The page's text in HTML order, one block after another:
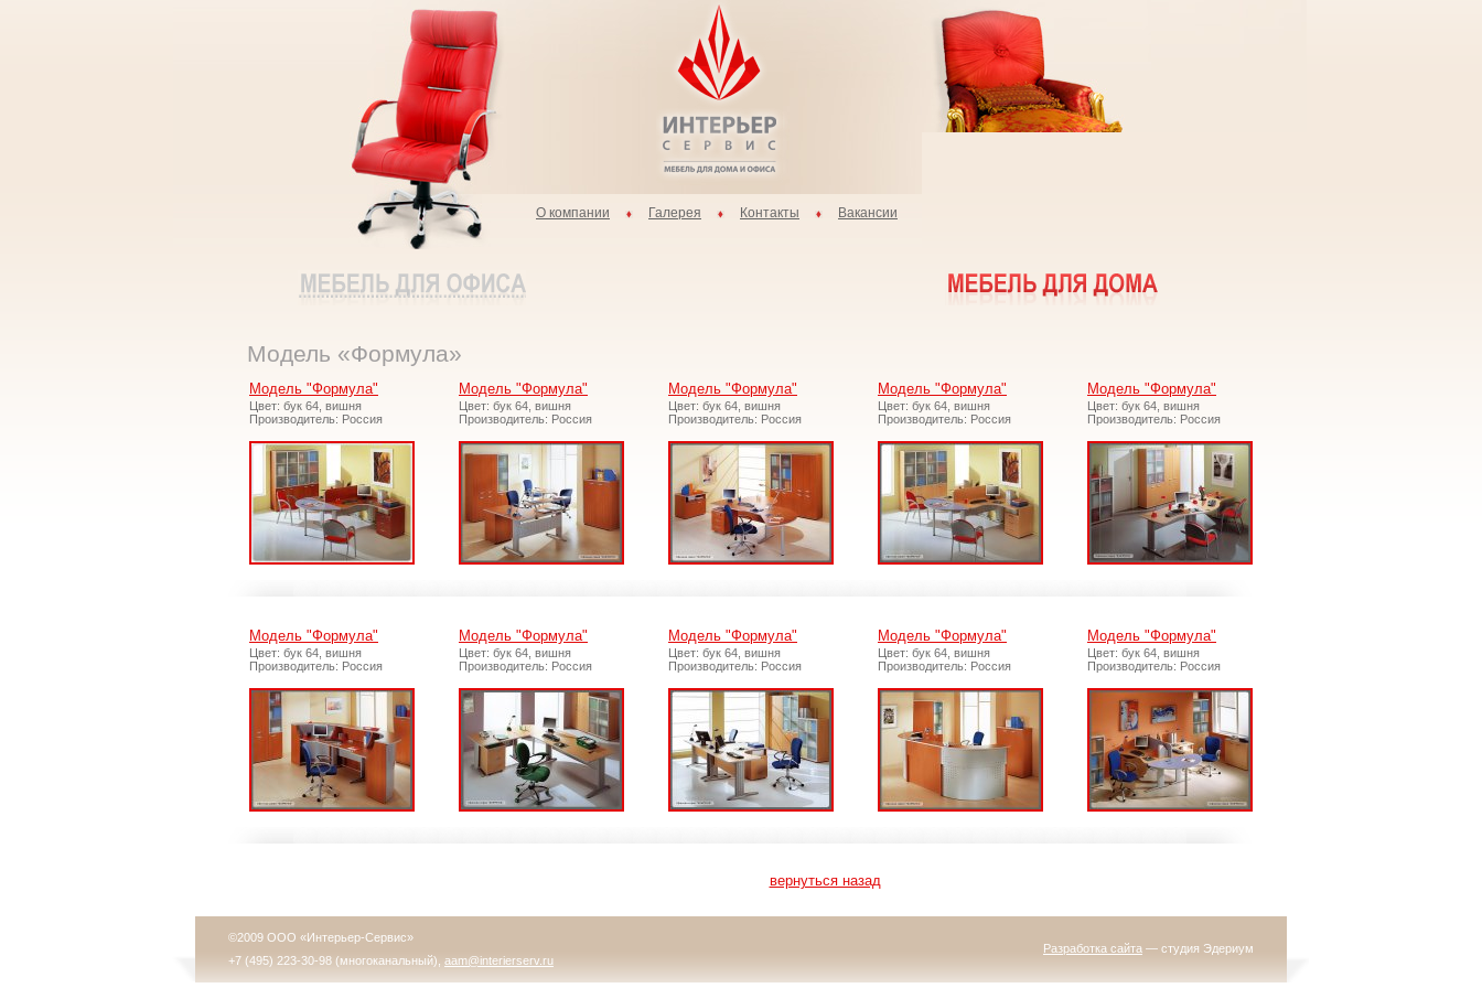
О компании Галерея Контакты Вакансии
Модель «Формула»
Модель "Формула"
Цвет: бук 64, вишня
Производитель: Россия
Модель "Формула"
Цвет: бук 64, вишня
Производитель: Россия
Модель "Формула"
Цвет: бук 64, вишня
Производитель: Россия
Модель "Формула"
Цвет: бук 64, вишня
Производитель: Россия
Модель "Формула"
Цвет: бук 64, вишня
Производитель: Россия
Модель "Формула"
Цвет: бук 64, вишня
Производитель: Россия
Модель "Формула"
Цвет: бук 64, вишня
Производитель: Россия
Модель "Формула"
Цвет: бук 64, вишня
Производитель: Россия
Модель "Формула"
Цвет: бук 64, вишня
Производитель: Россия
Модель "Формула"
Цвет: бук 64, вишня
Производитель: Россия
вернуться назад
©2009 ООО «Интерьер-Сервис»
+7 (495) 223-30-98 (многоканальный), aam@interierserv.ru
Разработка сайта — студия Эдериум